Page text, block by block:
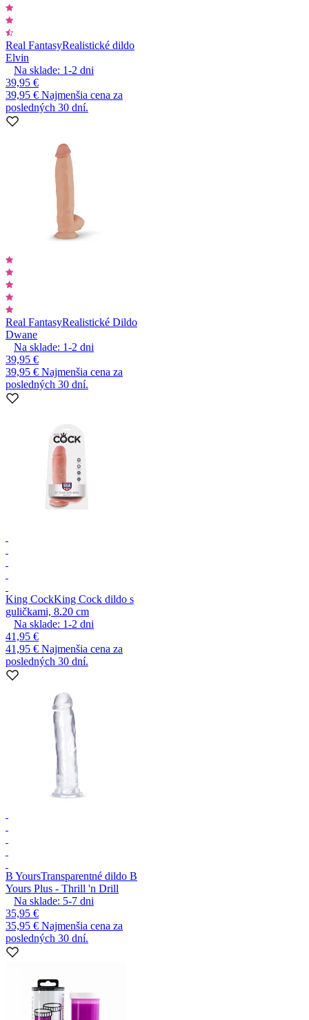
Real FantasyRealistické dildo
Elvin
Na sklade: 1-2 dni
39,95 €
39,95 € Najmenšia cena za
posledných 30 dní.
Real FantasyRealistické Dildo
Dwane
Na sklade: 1-2 dni
39,95 €
39,95 € Najmenšia cena za
posledných 30 dní.
King CockKing Cock dildo s
guličkami, 8.20 cm
Na sklade: 1-2 dni
41,95 €
41,95 € Najmenšia cena za
posledných 30 dní.
B YoursTransparentné dildo B
Yours Plus - Thrill 'n Drill
Na sklade: 5-7 dni
35,95 €
35,95 € Najmenšia cena za
posledných 30 dní.